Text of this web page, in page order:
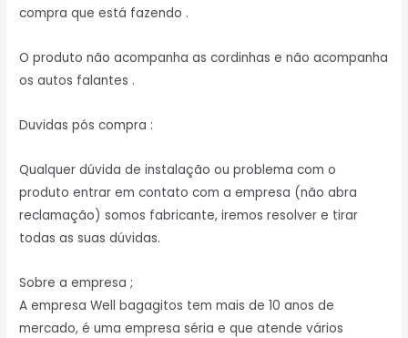
compra que está fazendo .
O produto não acompanha as cordinhas e não acompanha
os autos falantes .
Duvidas pós compra :
Qualquer dúvida de instalação ou problema com o
produto entrar em contato com a empresa (não abra
reclamação) somos fabricante, iremos resolver e tirar
todas as suas dúvidas.
Sobre a empresa ;
A empresa Well bagagitos tem mais de 10 anos de
mercado, é uma empresa séria e que atende vários